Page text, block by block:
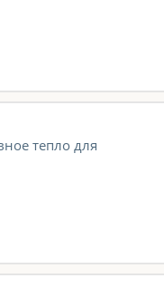
тепло для